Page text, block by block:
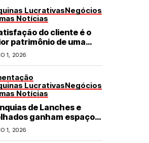
LucrativasNegócios
Notícias
do cliente é o
patrimônio de uma
1, 2026
LucrativasNegócios
Notícias
de Lanches e
ganham espaço
demanda por refeições
e de qualidade
1, 2026